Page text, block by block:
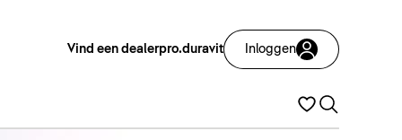
Vind een dealerpro.duravit Inloggen